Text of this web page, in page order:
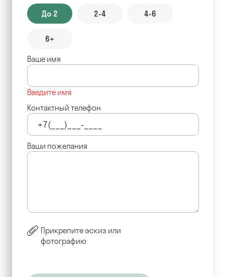
До 2 2-4 4-6
6+
Ваше имя
Введите имя
Контактный телефон
Ваши пожелания
Прикрепите эскиз или
фотографию